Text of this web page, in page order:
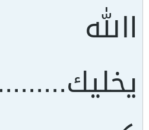
االله